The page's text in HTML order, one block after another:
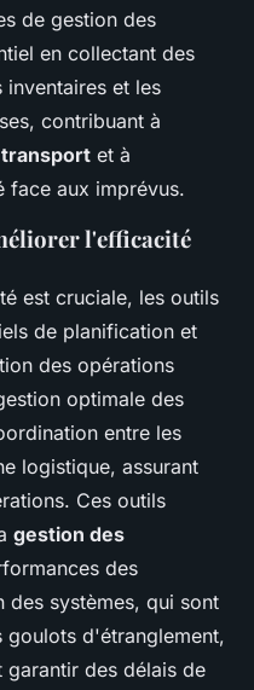
de gestion des
en collectant des
et les
contribuant à
et à
face aux imprévus.
l'efficacité
est cruciale, les outils
de planification et
des opérations
optimale des
entre les
logistique, assurant
Ces outils
gestion des
des
systèmes, qui sont
goulots d'étranglement,
garantir des délais de